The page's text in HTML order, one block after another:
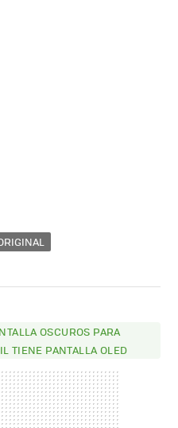
OSCUROS PARA
TIENE PANTALLA OLED